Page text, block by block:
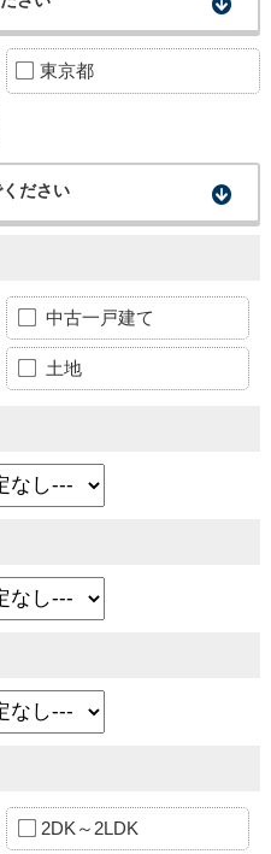
東京都
ださい
中古一戸建て
土地
2DK～2LDK